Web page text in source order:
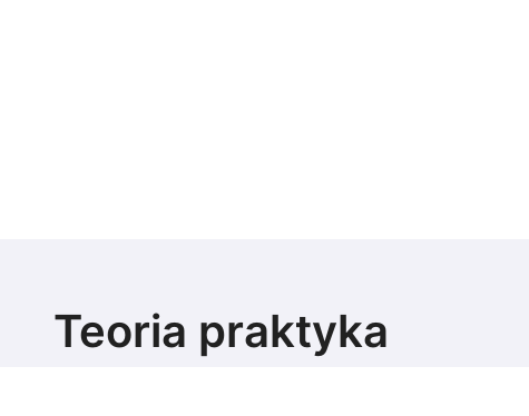
Teoria praktyka